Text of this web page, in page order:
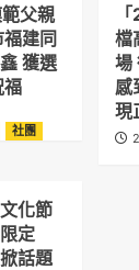
父親
建同
獲選
福
檔
場
感
現
社團
化節
定
話題